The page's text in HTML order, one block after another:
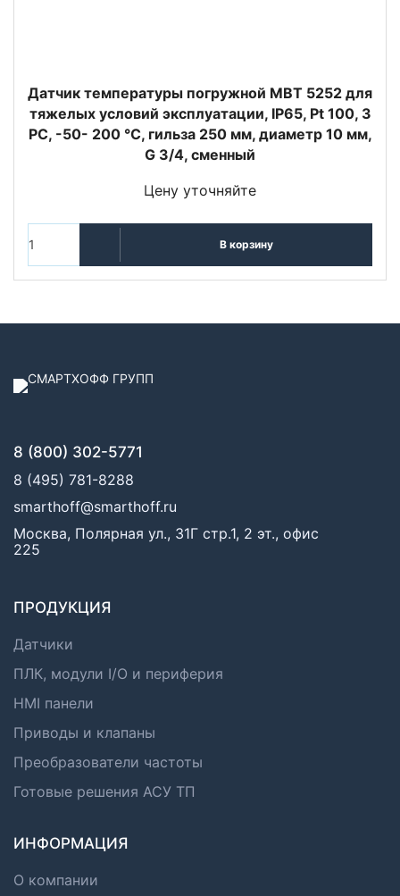
Датчик температуры погружной MBT 5252 для
тяжелых условий эксплуатации, IP65, Pt 100, 3
РС, -50- 200 °C, гильза 250 мм, диаметр 10 мм,
G 3/4, сменный
Цену уточняйте
В корзину
8 (800) 302-5771
8 (495) 781-8288
smarthoff@smarthoff.ru
Москва, Полярная ул., 31Г стр.1, 2 эт., офис
225
ПРОДУКЦИЯ
Датчики
ПЛК, модули I/O и периферия
HMI панели
Приводы и клапаны
Преобразователи частоты
Готовые решения АСУ ТП
ИНФОРМАЦИЯ
О компании